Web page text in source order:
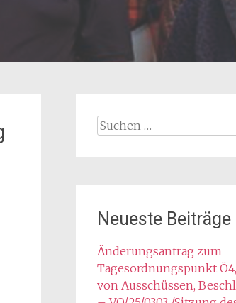
Suchen
Neueste Beiträge
Änderungsantrag zum
Tagesordnungspunkt
von Ausschüssen,